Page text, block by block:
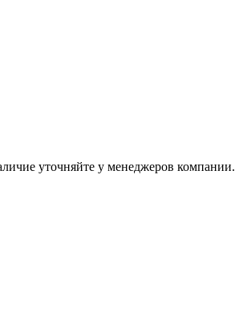
уточняйте у менеджеров компании.